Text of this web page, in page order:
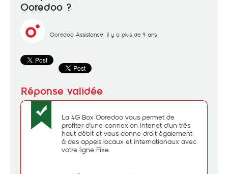
Ooredoo ?
Ooredoo Assistance il y a plus de 9 ans
La 4G Box Ooredoo vous permet de
profiter d'une connexion intenet d'un très
haut débit et vous donne droit également
à des appels locaux et internationaux avec
votre ligne Fixe.